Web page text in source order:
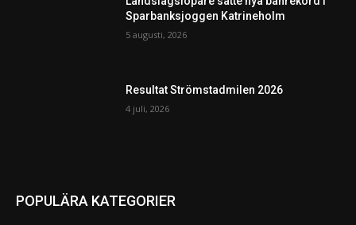
Sparbanksjoggen Katrineholm
5 augusti, 2026
Resultat Strömstadmilen 2026
4 juli, 2026
POPULÄRA KATEGORIER